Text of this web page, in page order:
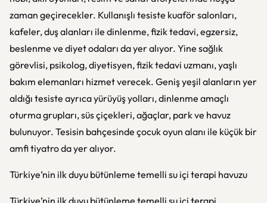
zaman geçirecekler. Kullanışlı tesiste kuaför salonları,
kafeler, duş alanları ile dinlenme, fizik tedavi, egzersiz,
beslenme ve diyet odaları da yer alıyor. Yine sağlık
görevlisi, psikolog, diyetisyen, fizik tedavi uzmanı, yaşlı
bakım elemanları hizmet verecek. Geniş yeşil alanların yer
aldığı tesiste ayrıca yürüyüş yolları, dinlenme amaçlı
oturma grupları, süs çiçekleri, ağaçlar, park ve havuz
bulunuyor. Tesisin bahçesinde çocuk oyun alanı ile küçük bir
amfi tiyatro da yer alıyor.
Türkiye’nin ilk duyu bütünleme temelli su içi terapi havuzu
Türkiye’nin ilk duyu bütünleme temelli su içi terapi